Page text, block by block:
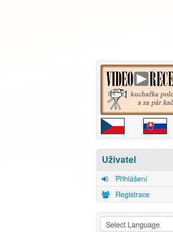
Uživatel
Přihlášení
Registrace